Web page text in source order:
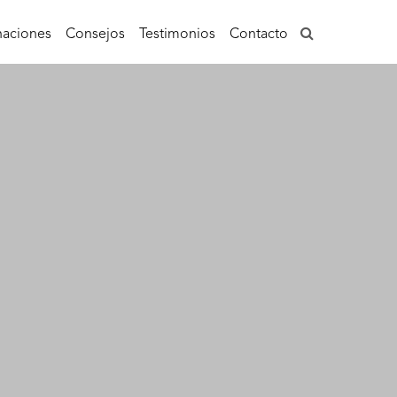
Consejos Testimonios Contacto